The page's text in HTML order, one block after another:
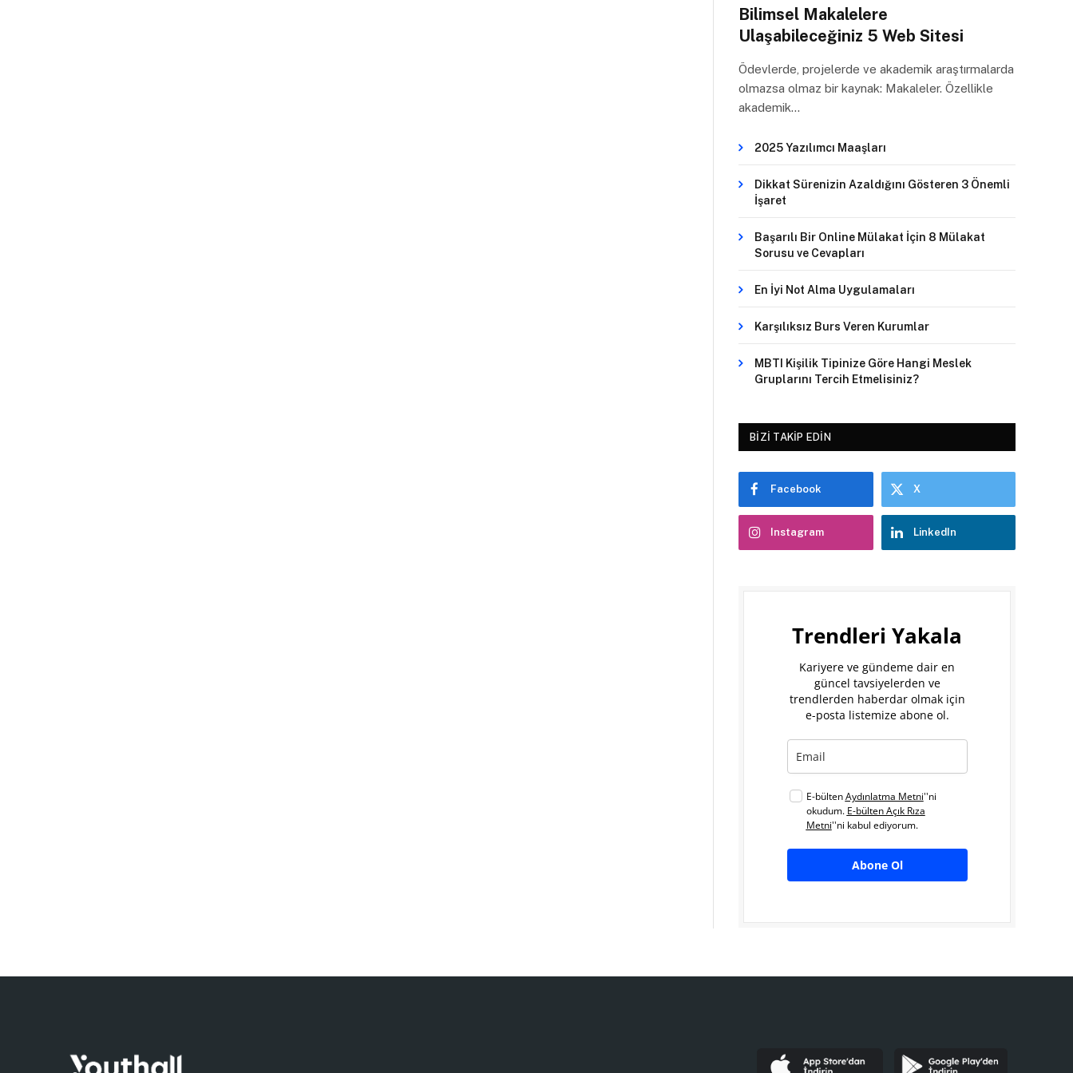
Bilimsel Makalelere
Ulaşabileceğiniz 5 Web Sitesi
Ödevlerde, projelerde ve akademik araştırmalarda
olmazsa olmaz bir kaynak: Makaleler. Özellikle
akademik…
2025 Yazılımcı Maaşları
Dikkat Sürenizin Azaldığını Gösteren 3 Önemli
İşaret
Başarılı Bir Online Mülakat İçin 8 Mülakat
Sorusu ve Cevapları
En İyi Not Alma Uygulamaları
Karşılıksız Burs Veren Kurumlar
MBTI Kişilik Tipinize Göre Hangi Meslek
Gruplarını Tercih Etmelisiniz?
BIZI TAKIP EDIN
Facebook X
Instagram LinkedIn
Trendleri Yakala
Kariyere ve gündeme dair en
güncel tavsiyelerden ve
trendlerden haberdar olmak için
e-posta listemize abone ol.
E-bültenAydınlatma Metni''ni
okudum. E-bülten Açık Rıza
Metni''ni kabul ediyorum.
Abone Ol